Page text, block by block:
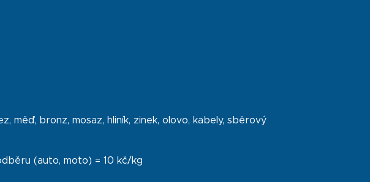
měď, bronz, mosaz, hliník, zinek, olovo, kabely, sběrový
(auto, moto) = 10 kč/kg